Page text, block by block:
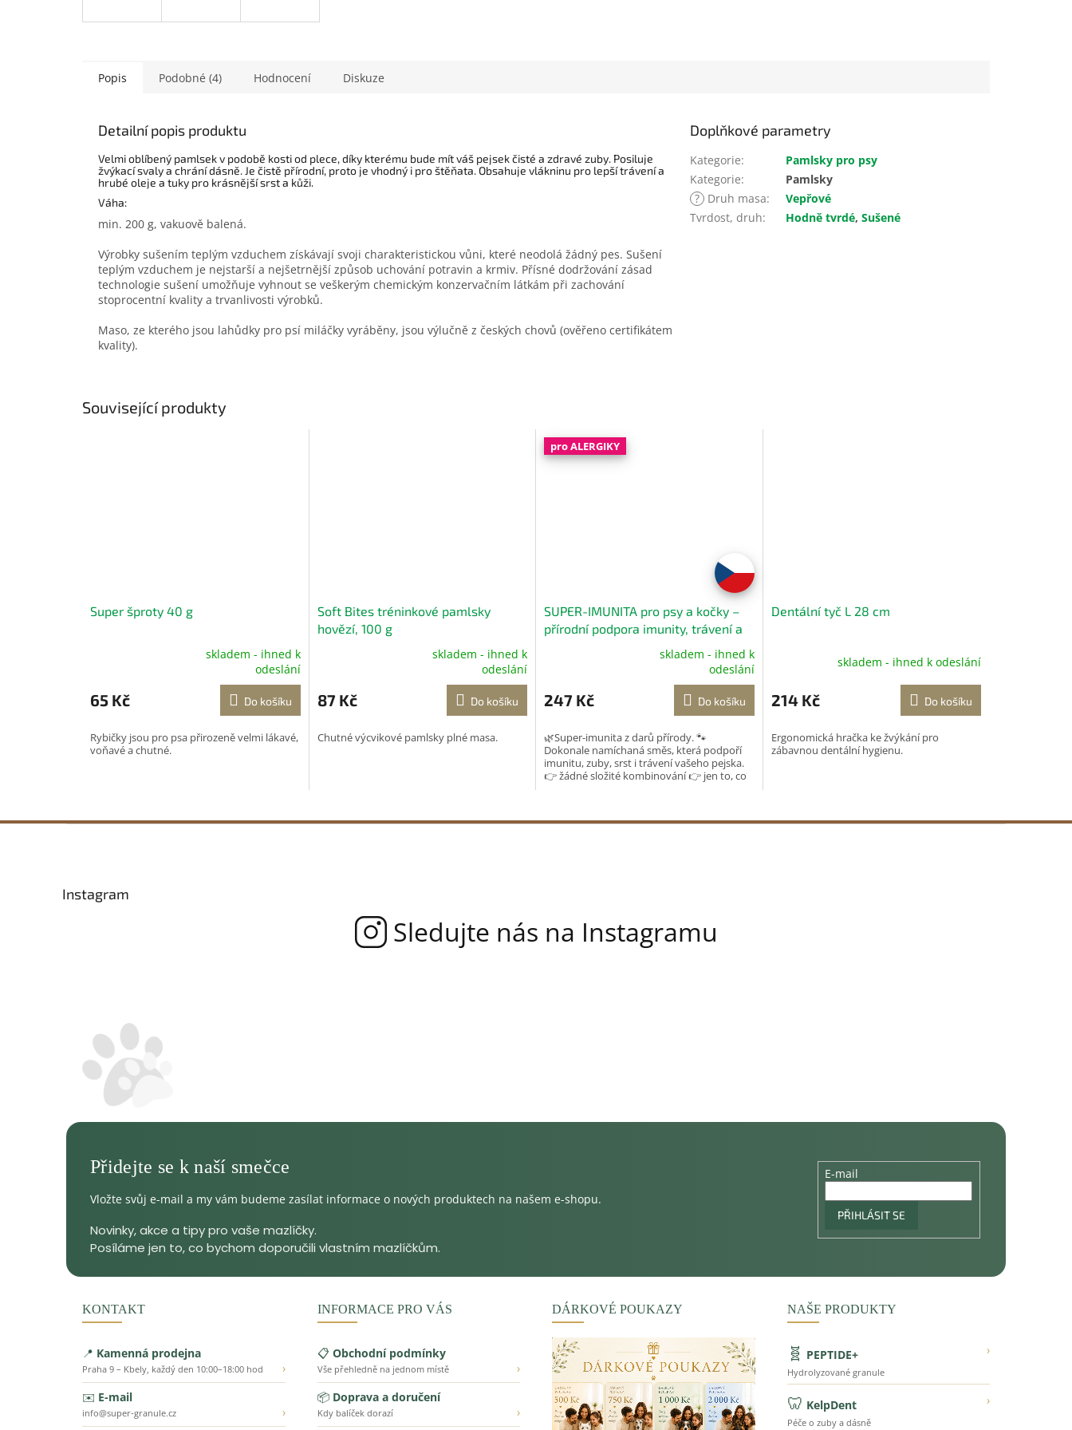
Popis Podobné (4) Hodnocení Diskuze
Detailní popis produktu
Velmi oblíbený pamlsek v podobě kosti od plece, díky kterému bude mít váš pejsek čisté a zdravé zuby. Posiluje
žvýkací svaly a chrání dásně. Je čistě přírodní, proto je vhodný i pro štěňata. Obsahuje vlákninu pro lepší trávení a
hrubé oleje a tuky pro krásnější srst a kůži.
Váha:
min. 200 g, vakuově balená.
Výrobky sušením teplým vzduchem získávají svoji charakteristickou vůni, které neodolá žádný pes. Sušení
teplým vzduchem je nejstarší a nejšetrnější způsob uchování potravin a krmiv. Přísné dodržování zásad
technologie sušení umožňuje vyhnout se veškerým chemickým konzervačním látkám při zachování
stoprocentní kvality a trvanlivosti výrobků.
Maso, ze kterého jsou lahůdky pro psí miláčky vyráběny, jsou výlučně z českých chovů (ověřeno certifikátem
kvality).
Doplňkové parametry
Kategorie:
Pamlsky pro psy
Kategorie:
Pamlsky
? Druh masa:
Vepřové
Tvrdost, druh: Hodně tvrdé,Sušené
Související produkty
Super šproty 40 g
produktu
je
z
5
skladem - ihned k
odeslání
65 Kč Do košíku
Rybičky jsou pro psa přirozeně velmi lákavé,
voňavé a chutné.
Soft Bites tréninkové pamlsky
hovězí, 100 g
produktu
je
z
skladem - ihned k
odeslání
87 Kč Do košíku
Chutné výcvikové pamlsky plné masa.
pro ALERGIKY
SUPER-IMUNITA pro psy a kočky –
přírodní podpora imunity, trávení a
produktu
je
z
5
hvězdiček.
skladem - ihned k
odeslání
247 Kč Do košíku
🌿Super-imunita z darů přírody. 🐾
Dokonale namíchaná směs, která podpoří
imunitu, zuby, srst i trávení vašeho pejska.
👉 žádné složité kombinování 👉 jen to, co
Dentální tyč L 28 cm
skladem - ihned k odeslání
214 Kč Do košíku
Ergonomická hračka ke žvýkání pro
zábavnou dentální hygienu.
Instagram
Vložte svůj e-mail a my vám budeme zasílat informace o nových produktech na našem e-shopu.
E-mail
PŘIHLÁSIT SE
KONTAKT
📍 Kamenná prodejna
Praha 9 – Kbely, každý den 10:00–18:00 hod
›
✉️ E-mail
info@super-granule.cz ›
INFORMACE PRO VÁS
📋 Obchodní podmínky
Vše přehledně na jednom místě
›
📦 Doprava a doručení
Kdy balíček dorazí ›
DÁRKOVÉ POUKAZY NAŠE PRODUKTY
🧬 PEPTIDE+ ›
Hydrolyzované granule
🦷 KelpDent ›
Péče o zuby a dásně